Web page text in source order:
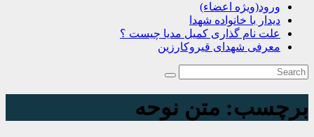
ورود(ویژه اعضاء)
دیدار با خانواده شهدا
علت نام گذاری کمیل مدیا چیست ؟
معرفی شهدای قیروکارزین
برچسب: متن نوحه